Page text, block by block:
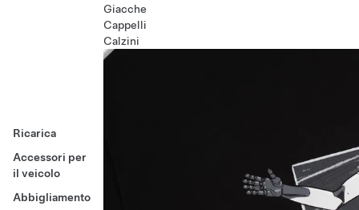
Ricarica
Accessori per
il veicolo
Abbigliamento
Giacche
Cappelli
Calzini